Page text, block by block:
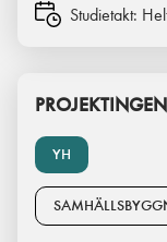
Studietakt:
YH